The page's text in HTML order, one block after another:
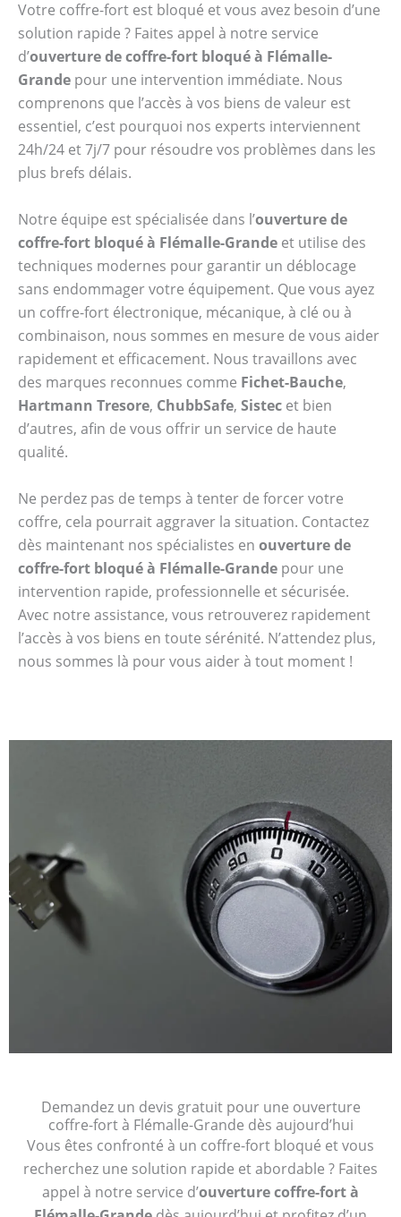
Votre coffre-fort est bloqué et vous avez besoin d’une
solution rapide ? Faites appel à notre service
d’ouverture de coffre-fort bloqué à Flémalle-
Grande pour une intervention immédiate. Nous
comprenons que l’accès à vos biens de valeur est
essentiel, c’est pourquoi nos experts interviennent
24h/24 et 7j/7 pour résoudre vos problèmes dans les
plus brefs délais.
Notre équipe est spécialisée dans l’ouverture de
coffre-fort bloqué à Flémalle-Grande et utilise des
techniques modernes pour garantir un déblocage
sans endommager votre équipement. Que vous ayez
un coffre-fort électronique, mécanique, à clé ou à
combinaison, nous sommes en mesure de vous aider
rapidement et efficacement. Nous travaillons avec
des marques reconnues comme Fichet-Bauche,
Hartmann Tresore, ChubbSafe, Sistec et bien
d’autres, afin de vous offrir un service de haute
qualité.
Ne perdez pas de temps à tenter de forcer votre
coffre, cela pourrait aggraver la situation. Contactez
dès maintenant nos spécialistes en ouverture de
coffre-fort bloqué à Flémalle-Grande pour une
intervention rapide, professionnelle et sécurisée.
Avec notre assistance, vous retrouverez rapidement
l’accès à vos biens en toute sérénité. N’attendez plus,
nous sommes là pour vous aider à tout moment !
Demandez un devis gratuit pour une ouverture
coffre-fort à Flémalle-Grande dès aujourd’hui
Vous êtes confronté à un coffre-fort bloqué et vous
recherchez une solution rapide et abordable ? Faites
appel à notre service d’ouverture coffre-fort à